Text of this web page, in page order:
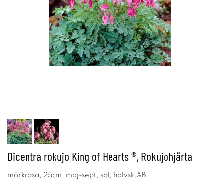
Dicentra rokujo King of Hearts ®, Rokujohjärta
mörkrosa, 25cm, maj-sept, sol, halvsk.AB